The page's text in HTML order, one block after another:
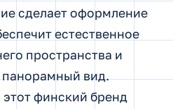
сделает оформление
естественное
пространства и
панорамный вид.
финский бренд